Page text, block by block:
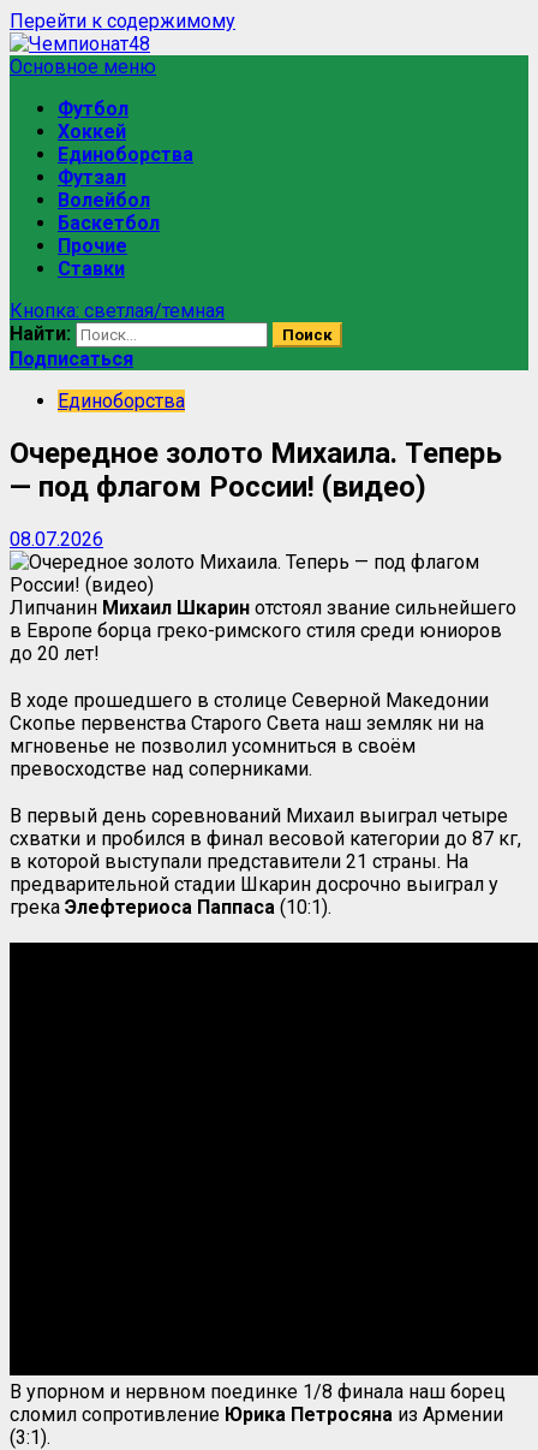
Перейти к содержимому
Основное меню
Футбол
Хоккей
Единоборства
Футзал
Волейбол
Баскетбол
Прочие
Ставки
Кнопка: светлая/темная
Найти:
Подписаться
Единоборства
Очередное золото Михаила. Теперь
— под флагом России! (видео)
08.07.2026
Липчанин Михаил Шкарин отстоял звание сильнейшего
в Европе борца греко-римского стиля среди юниоров
до 20 лет!
В ходе прошедшего в столице Северной Македонии
Скопье первенства Старого Света наш земляк ни на
мгновенье не позволил усомниться в своём
превосходстве над соперниками.
В первый день соревнований Михаил выиграл четыре
схватки и пробился в финал весовой категории до 87 кг,
в которой выступали представители 21 страны. На
предварительной стадии Шкарин досрочно выиграл у
грека Элефтериоса Паппаса (10:1).
В упорном и нервном поединке 1/8 финала наш борец
сломил сопротивление Юрика Петросяна из Армении
(3:1).